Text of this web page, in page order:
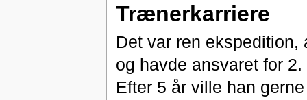
Trænerkarriere
Det var ren
og havde ansvaret for 2.
Efter 5 år ville han